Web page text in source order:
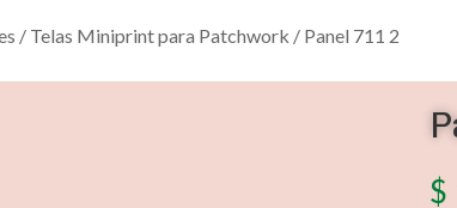
/ Telas Miniprint para Patchwork / Panel 711 2
$